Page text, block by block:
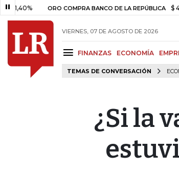
ORO COMPRA BANCO DE LA REPÚBLICA $
VIERNES, 07 DE AGOSTO DE 2026
FINANZAS ECONOMÍA
TEMAS DE CONVERSACIÓN
¿Si la